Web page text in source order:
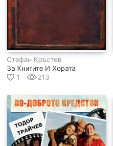
Стефан Кръстев
За Книгите И Хората
1
213